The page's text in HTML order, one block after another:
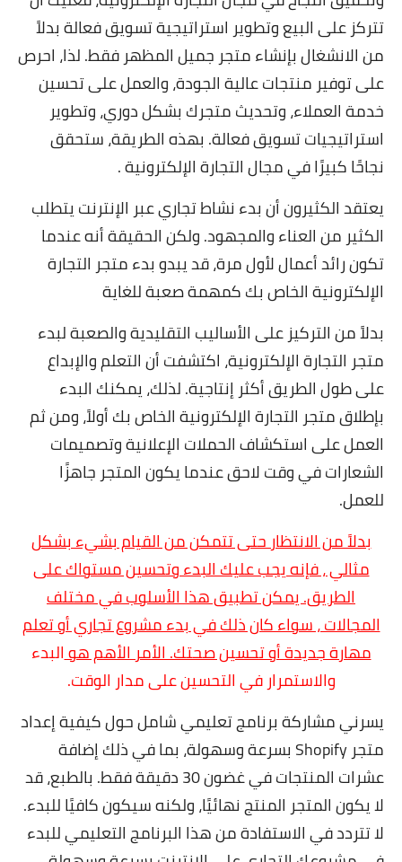
تتركز على البيع وتطوير استراتيجية تسويق فعالة بدلاً
من الانشغال بإنشاء متجر جميل المظهر فقط. لذا، احرص
على توفير منتجات عالية الجودة، والعمل على تحسين
خدمة العملاء، وتحديث متجرك بشكل دوري، وتطوير
استراتيجيات تسويق فعالة. بهذه الطريقة، ستحقق
نجاحًا كبيرًا في مجال التجارة الإلكترونية .
يعتقد الكثيرون أن بدء نشاط تجاري عبر الإنترنت يتطلب
الكثير من العناء والمجهود. ولكن الحقيقة أنه عندما
تكون رائد أعمال لأول مرة، قد يبدو بدء متجر التجارة
الإلكترونية الخاص بك كمهمة صعبة للغاية
بدلاً من التركيز على الأساليب التقليدية والصعبة لبدء
متجر التجارة الإلكترونية، اكتشفت أن التعلم والإبداع
على طول الطريق أكثر إنتاجية. لذلك، يمكنك البدء
بإطلاق متجر التجارة الإلكترونية الخاص بك أولاً، ومن ثم
العمل على استكشاف الحملات الإعلانية وتصميمات
الشعارات في وقت لاحق عندما يكون المتجر جاهزًا
للعمل.
بدلاً من الانتظار حتى تتمكن من القيام بشيء بشكل
مثالي ، فإنه يجب عليك البدء وتحسين مستواك على
الطريق. يمكن تطبيق هذا الأسلوب في مختلف
المجالات ، سواء كان ذلك في بدء مشروع تجاري أو تعلم
مهارة جديدة أو تحسين صحتك. الأمر الأهم هوالبدء
والاستمرار في التحسين على مدار الوقت.
يسرني مشاركة برنامج تعليمي شامل حول كيفية إعداد
متجر Shopify بسرعة وسهولة، بما في ذلك إضافة
عشرات المنتجات في غضون 30 دقيقة فقط. بالطبع، قد
لا يكون المتجر المنتج نهائيًا، ولكنه سيكون كافيًا للبدء.
لا تتردد في الاستفادة من هذا البرنامج التعليمي للبدء